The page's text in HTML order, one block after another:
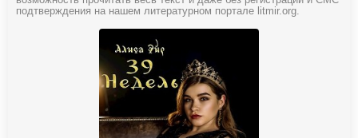
подтверждения на нашем литературном портале litmir.org.